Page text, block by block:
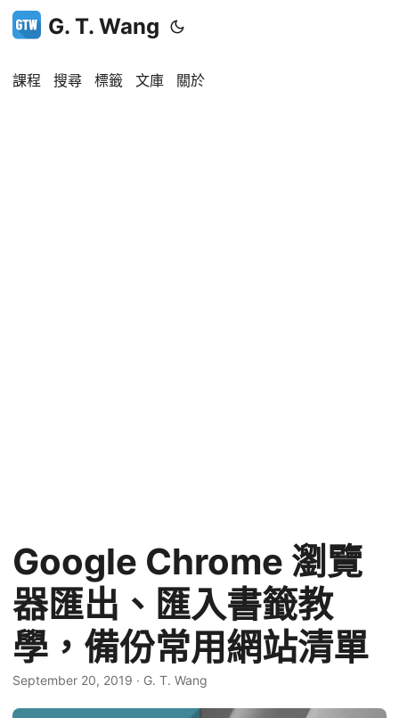
G. T. Wang
課程 搜尋 標籤 文庫 關於
Google Chrome 瀏覽
器匯出、匯入書籤教
學，備份常用網站清單
September 20, 2019 · G. T. Wang